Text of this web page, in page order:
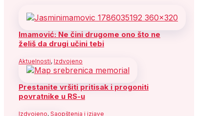
Imamović: Ne čini drugome ono što ne
želiš da drugi učini tebi
Aktuelnosti, Izdvojeno
Prestanite vršiti pritisak i progoniti
povratnike u RS-u
Izdvojeno, Saopštenja i izjave